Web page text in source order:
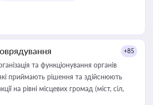
+85
та функціонування органів
приймають рішення та здійснюють
на рівні місцевих громад (міст, сіл,